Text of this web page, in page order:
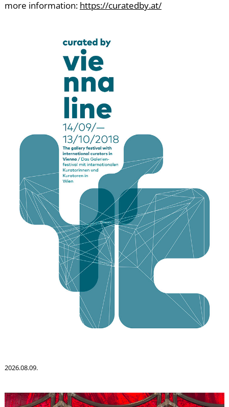
more information: https://curatedby.at/
2026.08.09.